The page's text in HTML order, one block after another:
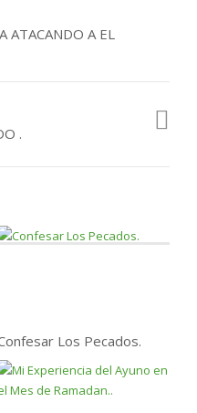
ATACANDO A EL
.
Los Pecados.